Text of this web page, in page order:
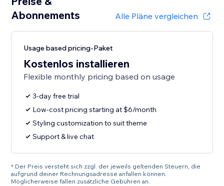
Abonnements
Alle Pläne vergleichen
Usage based pricing-Paket
Kostenlos installieren
Flexible monthly pricing based on usage
3-day free trial
Low-cost pricing starting at $6/month
Styling customization to suit theme
Support & live chat
* Der Preis versteht sich zzgl. der jeweils geltenden Steuern, die
aufgrund deiner Rechnungsadresse anfallen können.
Möglicherweise fallen zusätzliche Gebühren an.